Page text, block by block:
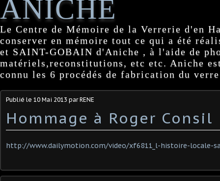
ANICHE
Le Centre de Mémoire de la Verrerie d'en
conserver en mémoire tout ce qui a été
et SAINT-GOBAIN d'Aniche , à l'aide de
matériels,reconstitutions, etc etc. Aniche
connu les 6 procédés de fabrication du
Publié le 10 Mai 2013 par RENE
Hommage à Roger Consil
http://www.dailymotion.com/video/xf6811_l-histoire-locale-